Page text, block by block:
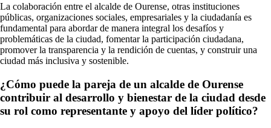
La colaboración entre el alcalde de Ourense, otras instituciones
públicas, organizaciones sociales, empresariales y la ciudadanía es
fundamental para abordar de manera integral los desafíos y
problemáticas de la ciudad, fomentar la participación ciudadana,
promover la transparencia y la rendición de cuentas, y construir una
ciudad más inclusiva y sostenible.
¿Cómo puede la pareja de un alcalde de Ourense
contribuir al desarrollo y bienestar de la ciudad desde
su rol como representante y apoyo del líder político?